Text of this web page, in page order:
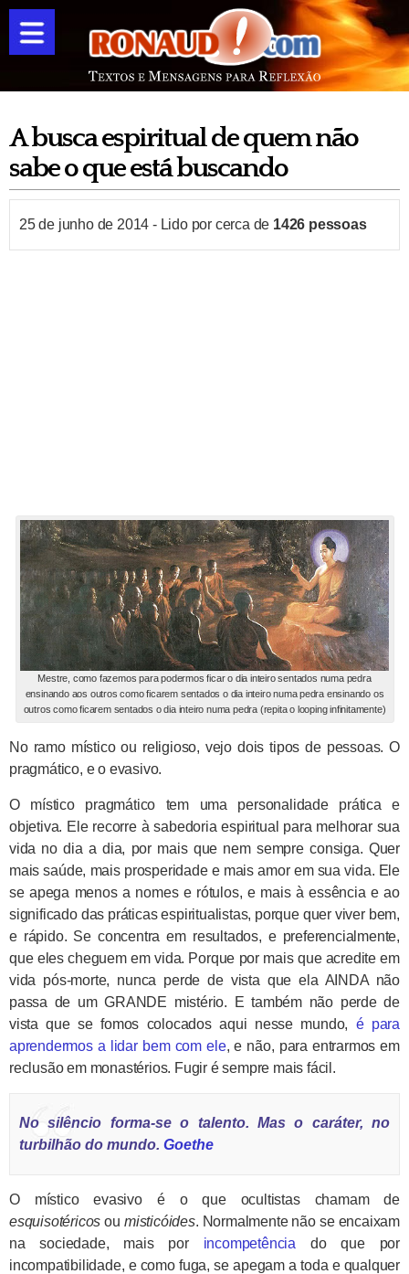
A busca espiritual de quem não
sabe o que está buscando
25 de junho de 2014 - Lido por cerca de 1426 pessoas
Mestre, como fazemos para podermos ficar o dia inteiro sentados numa pedra
ensinando aos outros como ficarem sentados o dia inteiro numa pedra ensinando os
outros como ficarem sentados o dia inteiro numa pedra (repita o looping infinitamente)
No ramo místico ou religioso, vejo dois tipos de pessoas. O
pragmático, e o evasivo.
O místico pragmático tem uma personalidade prática e
objetiva. Ele recorre à sabedoria espiritual para melhorar sua
vida no dia a dia, por mais que nem sempre consiga. Quer
mais saúde, mais prosperidade e mais amor em sua vida. Ele
se apega menos a nomes e rótulos, e mais à essência e ao
significado das práticas espiritualistas, porque quer viver bem,
e rápido. Se concentra em resultados, e preferencialmente,
que eles cheguem em vida. Porque por mais que acredite em
vida pós-morte, nunca perde de vista que ela AINDA não
passa de um GRANDE mistério. E também não perde de
vista que se fomos colocados aqui nesse mundo, é para
aprendermos a lidar bem com ele, e não, para entrarmos em
reclusão em monastérios. Fugir é sempre mais fácil.
No silêncio forma-se o talento. Mas o caráter, no
turbilhão do mundo. Goethe
O místico evasivo é o que ocultistas chamam de
esquisotéricos ou misticóides. Normalmente não se encaixam
na sociedade, mais por incompetência do que por
incompatibilidade, e como fuga, se apegam a toda e qualquer